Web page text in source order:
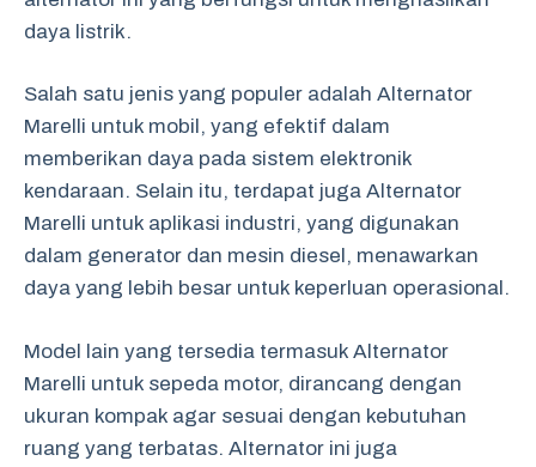
daya listrik.
Salah satu jenis yang populer adalah Alternator
Marelli untuk mobil, yang efektif dalam
memberikan daya pada sistem elektronik
kendaraan. Selain itu, terdapat juga Alternator
Marelli untuk aplikasi industri, yang digunakan
dalam generator dan mesin diesel, menawarkan
daya yang lebih besar untuk keperluan operasional.
Model lain yang tersedia termasuk Alternator
Marelli untuk sepeda motor, dirancang dengan
ukuran kompak agar sesuai dengan kebutuhan
ruang yang terbatas. Alternator ini juga